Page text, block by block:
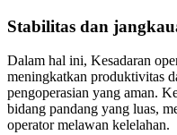
Stabilitas dan
Dalam hal ini, Kesadaran
meningkatkan produktivitas
pengoperasian yang aman.
bidang pandang yang luas,
operator melawan kelelahan.